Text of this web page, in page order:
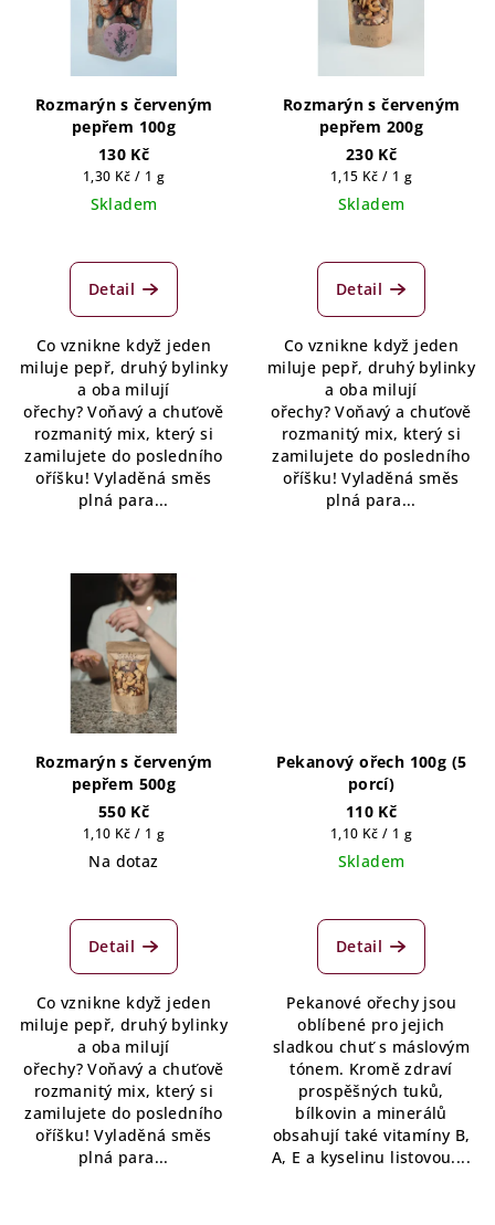
Rozmarýn s červeným
pepřem 100g
130 Kč
Měrná
cena:
1,30 Kč / 1 g
Skladem
Detail
Co vznikne když jeden
miluje pepř, druhý bylinky
a oba milují
ořechy? Voňavý a chuťově
rozmanitý mix, který si
zamilujete do posledního
oříšku! Vyladěná směs
plná para...
Rozmarýn s červeným
pepřem 200g
230 Kč
Měrná
cena:
1,15 Kč / 1 g
Skladem
Detail
Co vznikne když jeden
miluje pepř, druhý bylinky
a oba milují
ořechy? Voňavý a chuťově
rozmanitý mix, který si
zamilujete do posledního
oříšku! Vyladěná směs
plná para...
Rozmarýn s červeným
pepřem 500g
550 Kč
Měrná
cena:
1,10 Kč / 1 g
Na dotaz
Detail
Co vznikne když jeden
miluje pepř, druhý bylinky
a oba milují
ořechy? Voňavý a chuťově
rozmanitý mix, který si
zamilujete do posledního
oříšku! Vyladěná směs
plná para...
Pekanový ořech 100g (5
porcí)
110 Kč
Měrná
cena:
1,10 Kč / 1 g
Skladem
Detail
Pekanové ořechy jsou
oblíbené pro jejich
sladkou chuť s máslovým
tónem. Kromě zdraví
prospěšných tuků,
bílkovin a minerálů
obsahují také vitamíny B,
A, E a kyselinu listovou....